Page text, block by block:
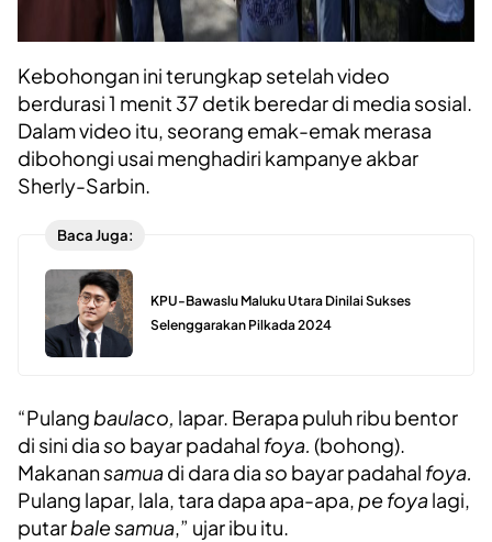
Kebohongan ini terungkap setelah video
berdurasi 1 menit 37 detik beredar di media sosial.
Dalam video itu, seorang emak-emak merasa
dibohongi usai menghadiri kampanye akbar
Sherly-Sarbin.
Baca Juga:
KPU-Bawaslu Maluku Utara Dinilai Sukses
Selenggarakan Pilkada 2024
“Pulang baulaco, lapar. Berapa puluh ribu bentor
di sini diaso bayar padahal foya. (bohong).
Makanansamuadi dara diaso bayar padahal foya.
Pulang lapar, lala, tara dapa apa-apa, pe foyalagi,
putarbale samua,” ujar ibu itu.